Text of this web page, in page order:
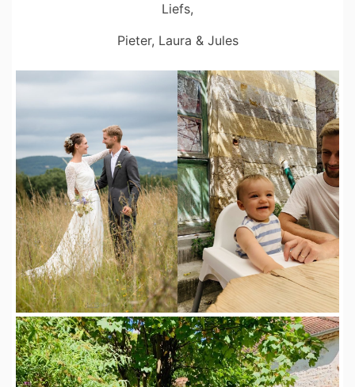
Liefs,
Pieter, Laura & Jules